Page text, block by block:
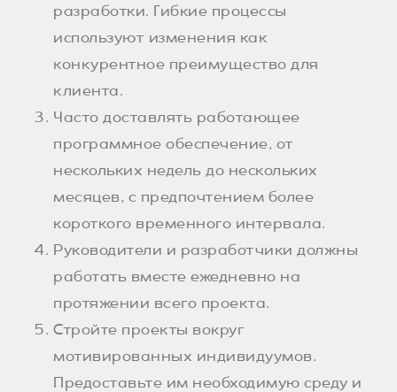
разработки. Гибкие процессы
используют изменения как
конкурентное преимущество для
клиента.
Часто доставлять работающее
программное обеспечение, от
нескольких недель до нескольких
месяцев, с предпочтением более
короткого временного интервала.
Руководители и разработчики должны
работать вместе ежедневно на
протяжении всего проекта.
Стройте проекты вокруг
мотивированных индивидуумов.
Предоставьте им необходимую среду и